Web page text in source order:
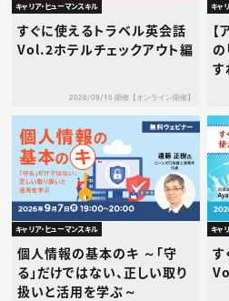
キャリア・ヒューマンスキル
すぐに使えるトラベル英会話
Vol.2ホテルチェックアウト編
2026/09/15 開催【オンライン開催】
キャ
の
す
キャリア・ヒューマンスキル
個人情報の基本のキ ～「守
る」だけではない、正しい取り
扱いと活用を学ぶ～
キャ
す